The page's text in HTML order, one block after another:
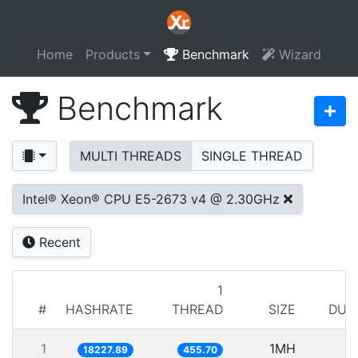
Home Products Benchmark Wizard
Benchmark
MULTI THREADS SINGLE THREAD
Intel® Xeon® CPU E5-2673 v4 @ 2.30GHz
Recent
# HASHRATE
1
THREAD
SIZE
1 18227.89 455.70 1MH